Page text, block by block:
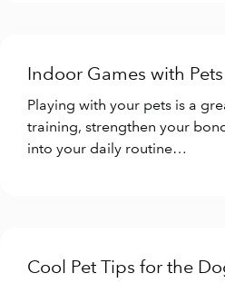
Indoor Games with Pets
Playing with your pets is a
training, strengthen your
into your daily routine…
Cool Pet Tips for the